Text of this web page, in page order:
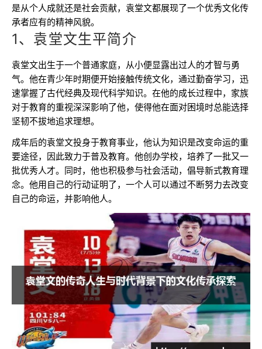
是从个人成就还是社会贡献，袁堂文都展现了一个优秀文化传
承者应有的精神风貌。
1、袁堂文生平简介
袁堂文出生于一个普通家庭，从小便显露出过人的才智与勇
气。他在青少年时期便开始接触传统文化，通过勤奋学习，迅
速掌握了古代经典及现代科学知识。在他的成长过程中，家族
对于教育的重视深深影响了他，使得他在面对困境时总能选择
坚韧不拔地追求理想。
成年后的袁堂文投身于教育事业，他认为知识是改变命运的重
要途径，因此致力于普及教育。他创办学校，培养了一批又一
批优秀人才。同时，他也积极参与社会活动，倡导新式教育理
念。他用自己的行动证明了，一个人可以通过不断努力去改变
自己的命运，并影响他人。